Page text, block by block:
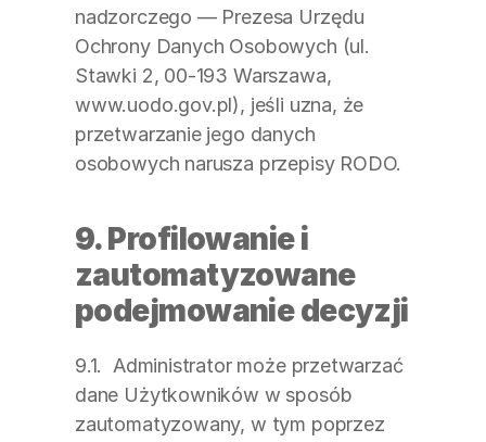
nadzorczego — Prezesa Urzędu
Ochrony Danych Osobowych (ul.
Stawki 2, 00-193 Warszawa,
www.uodo.gov.pl), jeśli uzna, że
przetwarzanie jego danych
osobowych narusza przepisy RODO.
9. Profilowanie i
zautomatyzowane
podejmowanie decyzji
9.1.  Administrator może przetwarzać
dane Użytkowników w sposób
zautomatyzowany, w tym poprzez